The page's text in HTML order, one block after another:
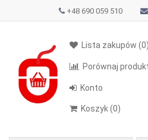
+48 690 059 510
Lista zakupów (0)
Porównaj
Konto
Koszyk(0)